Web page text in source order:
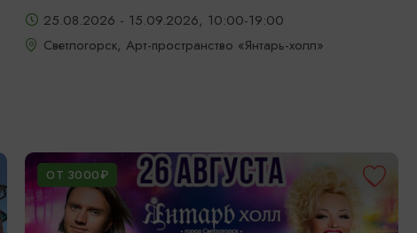
25.08.2026 - 15.09.2026, 10:00-19:00
Светлогорск, Арт-пространство «Янтарь-холл»
ОТ 3000₽